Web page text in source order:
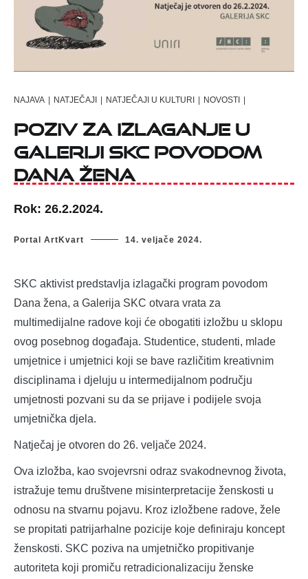
NAJAVA | NATJEČAJI | NATJEČAJI U KULTURI | NOVOSTI |
Poziv za izlaganje u
Galeriji SKC povodom
Dana žena
Rok: 26.2.2024.
Portal ArtKvart 14. veljače 2024.
SKC aktivist predstavlja izlagački program povodom
Dana žena, a Galerija SKC otvara vrata za
multimedijalne radove koji će obogatiti izložbu u sklopu
ovog posebnog događaja. Studentice, studenti, mlade
umjetnice i umjetnici koji se bave različitim kreativnim
disciplinama i djeluju u intermedijalnom području
umjetnosti pozvani su da se prijave i podijele svoja
umjetnička djela.
Natječaj je otvoren do 26. veljače 2024.
Ova izložba, kao svojevrsni odraz svakodnevnog života,
istražuje temu društvene misinterpretacije ženskosti u
odnosu na stvarnu pojavu. Kroz izložbene radove, žele
se propitati patrijarhalne pozicije koje definiraju koncept
ženskosti. SKC poziva na umjetničko propitivanje
autoriteta koji promiču retradicionalizaciju ženske